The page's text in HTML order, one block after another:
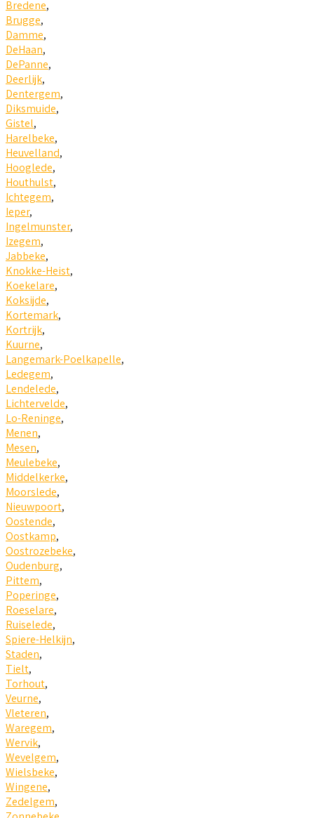
Bredene,
Brugge,
Damme,
DeHaan,
DePanne,
Deerlijk,
Dentergem,
Diksmuide,
Gistel,
Harelbeke,
Heuvelland,
Hooglede,
Houthulst,
Ichtegem,
Ieper,
Ingelmunster,
Izegem,
Jabbeke,
Knokke-Heist,
Koekelare,
Koksijde,
Kortemark,
Kortrijk,
Kuurne,
Langemark-Poelkapelle,
Ledegem,
Lendelede,
Lichtervelde,
Lo-Reninge,
Menen,
Mesen,
Meulebeke,
Middelkerke,
Moorslede,
Nieuwpoort,
Oostende,
Oostkamp,
Oostrozebeke,
Oudenburg,
Pittem,
Poperinge,
Roeselare,
Ruiselede,
Spiere-Helkijn,
Staden,
Tielt,
Torhout,
Veurne,
Vleteren,
Waregem,
Wervik,
Wevelgem,
Wielsbeke,
Wingene,
Zedelgem,